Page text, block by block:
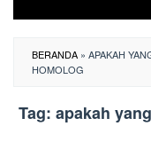
BERANDA » APAKAH
HOMOLOG
Tag: apakah